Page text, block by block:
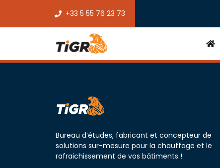
+33 5 55 76 23 73
Bureau d’études, fabricant et concepteur de
solutions sur-mesure pour la chauffage et le
rafraichissement de vos bâtiments !